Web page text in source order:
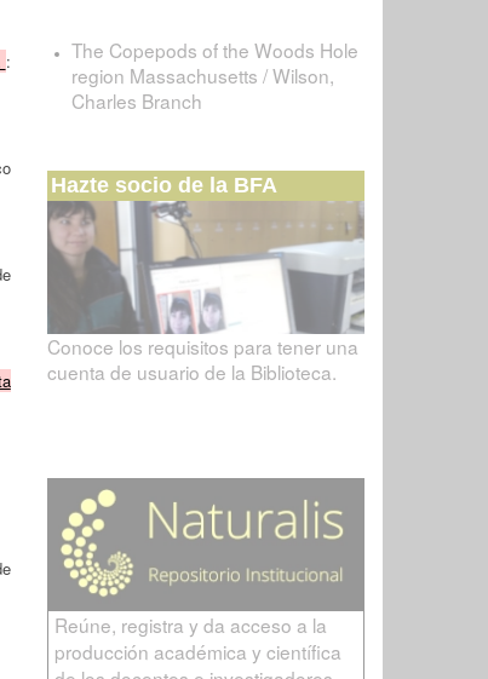
:
The Copepods of the Woods Hole
region Massachusetts / Wilson,
Charles Branch
Hazte socio de la BFA
Conoce los requisitos para tener una
cuenta de usuario de la Biblioteca.
Reúne, registra y da acceso a la
producción académica y científica